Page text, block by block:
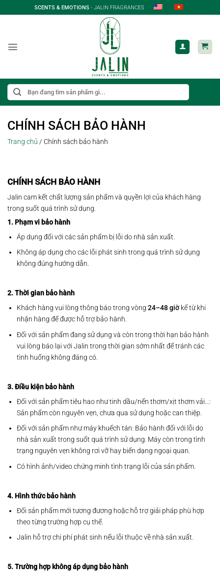
qua
SCENTS & EMOTIONS - JALIN FRAGRANCES
Tìm
kiếm:
CHÍNH SÁCH BẢO HÀNH
Trang chủ / Chính sách bảo hành
CHÍNH SÁCH BẢO HÀNH
Jalin cam kết chất lượng sản phẩm và quyền lợi của khách hàng
trong suốt quá trình sử dụng.
1. Phạm vi bảo hành
Áp dụng đối với các sản phẩm bị lỗi do nhà sản xuất.
Không áp dụng cho các lỗi phát sinh trong quá trình sử dụng
không đúng hướng dẫn.
2. Thời gian bảo hành
Khách hàng vui lòng thông báo trong vòng 24–48 giờkể từ khi
nhận hàng để được hỗ trợ bảo hành.
Đối với sản phẩm đang sử dụng và còn trong thời hạn bảo hành
vui lòng báo lại với Jalin trong thời gian sớm nhất để tránh các
tình huống không đáng có.
3. Điều kiện bảo hành
Đối với sản phẩm tiêu hao như tinh dầu/nến thơm/xịt thơm vải…:
Sản phẩm còn nguyên vẹn, chưa qua sử dụng hoặc can thiệp.
Đối với sản phẩm như máy khuếch tán: Bảo hành đối với lỗi do
nhà sản xuất trong suốt quá trình sử dụng. Máy còn trong tình
trạng nguyên vẹn không rơi vỡ hay biến dạng ngoại quan.
Có hình ảnh/video chứng minh tình trạng lỗi của sản phẩm.
4. Hình thức bảo hành
Đổi sản phẩm mới tương đương hoặc hỗ trợ giải pháp phù hợp
theo từng trường hợp cụ thể.
Jalin hỗ trợ chi phí phát sinh nếu lỗi thuộc về nhà sản xuất.
5. Trường hợp không áp dụng bảo hành